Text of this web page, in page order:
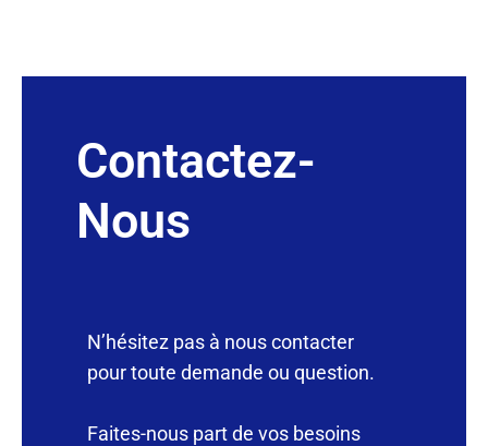
Contactez-
Nous
N’hésitez pas à nous contacter
pour toute demande ou question.
Faites-nous part de vos besoins